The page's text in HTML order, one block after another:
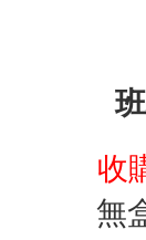
收
無